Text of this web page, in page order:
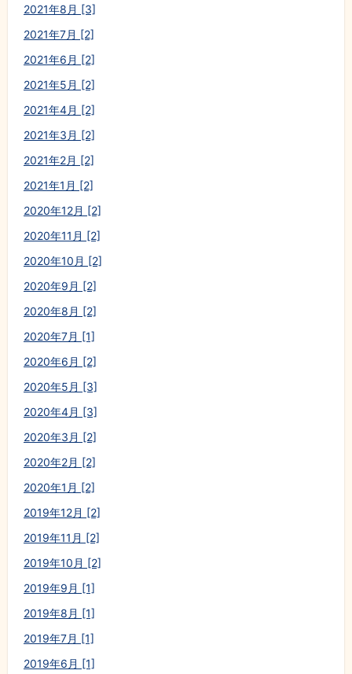
2021年8月 [3]
2021年7月 [2]
2021年6月 [2]
2021年5月 [2]
2021年4月 [2]
2021年3月 [2]
2021年2月 [2]
2021年1月 [2]
2020年12月 [2]
2020年11月 [2]
2020年10月 [2]
2020年9月 [2]
2020年8月 [2]
2020年7月 [1]
2020年6月 [2]
2020年5月 [3]
2020年4月 [3]
2020年3月 [2]
2020年2月 [2]
2020年1月 [2]
2019年12月 [2]
2019年11月 [2]
2019年10月 [2]
2019年9月 [1]
2019年8月 [1]
2019年7月 [1]
2019年6月 [1]